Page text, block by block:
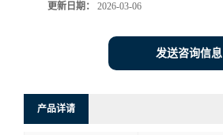
更新日期： 2026-03-06
发送咨询信息
产品详请